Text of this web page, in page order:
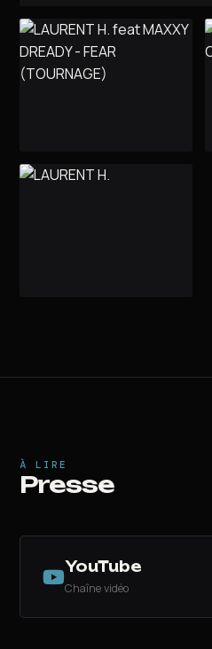
À LIRE
Presse
YouTube
Chaîne vidéo